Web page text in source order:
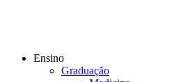
Ensino
Graduação